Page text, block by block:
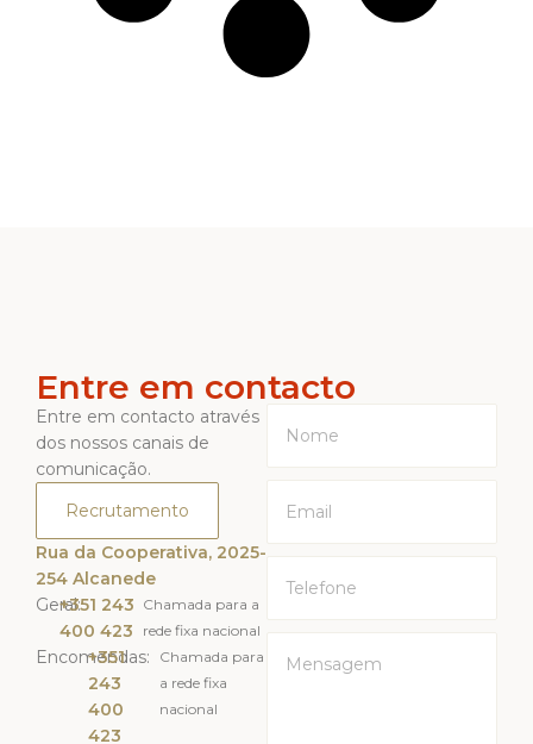
Entre em contacto
Entre em contacto através
dos nossos canais de
comunicação.
Recrutamento
Rua da Cooperativa, 2025-
254 Alcanede
Geral:+351 243
400 423
Chamada para a
rede fixa nacional
Encomendas:
+351
243
400
423
Chamada para
a rede fixa
nacional